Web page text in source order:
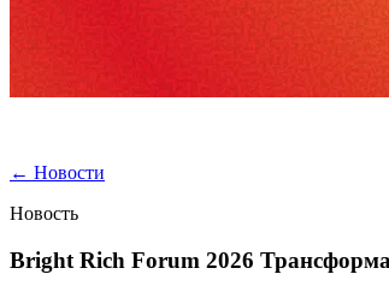
← Новости
Новость
Bright Rich Forum 2026